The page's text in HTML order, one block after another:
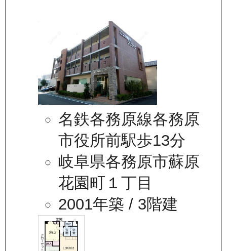
名鉄各務原線各務原
市役所前駅歩13分
岐阜県各務原市蘇原
花園町１丁目
2001年築 / 3階建